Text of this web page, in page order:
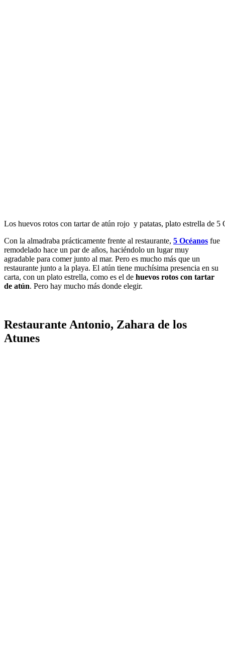
Los huevos rotos con tartar de atún rojo y patatas, plato estrella de 5
Con la almadraba prácticamente frente al restaurante, 5 Océanos fue
remodelado hace un par de años, haciéndolo un lugar muy
agradable para comer junto al mar. Pero es mucho más que un
restaurante junto a la playa. El atún tiene muchísima presencia en su
carta, con un plato estrella, como es el de huevos rotos con tartar
de atún. Pero hay mucho más donde elegir.
Restaurante Antonio, Zahara de los
Atunes